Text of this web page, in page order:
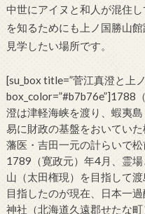
中世にアイヌと和人が混住
を知るためにも上ノ国勝山
見学したい場所です。
[su_box title=”菅江真澄と上
box_color=”#b7b76e”]1788
澄は津軽海峡を渡り、蝦夷
易に財政の基盤をおいていた
藩医・吉田一元の計らいで
1789（寛政元）年4月、霊
山（太田権現）を目指して渡
目指したのが現在、日本一
神社（北海道久遠郡せたな町